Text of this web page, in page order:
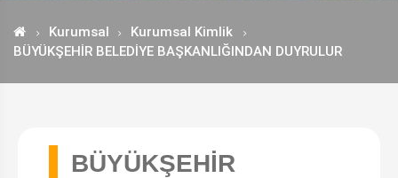
Kurumsal
Kurumsal Kimlik
BÜYÜKŞEHİR BELEDİYE BAŞKANLIĞINDAN DUYRULUR
BÜYÜKŞEHİR